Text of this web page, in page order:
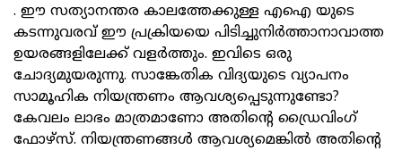
. ഈ സത്യാനന്തര കാലത്തേക്കുള്ള എഐ യുടെ
കടന്നുവരവ് ഈ പ്രക്രിയയെ പിടിച്ചുനിർത്താനാവാത്ത
ഉയരങ്ങളിലേക്ക് വളർത്തും. ഇവിടെ ഒരു
ചോദ്യമുയരുന്നു. സാങ്കേതിക വിദ്യയുടെ വ്യാപനം
സാമൂഹിക നിയന്ത്രണം ആവശ്യപ്പെടുന്നുണ്ടോ?
കേവലം ലാഭം മാത്രമാണോ അതിന്റെ ഡ്രൈവിംഗ്
ഫോഴ്‌സ്. നിയന്ത്രണങ്ങൾ ആവശ്യമെങ്കിൽ അതിന്റെ